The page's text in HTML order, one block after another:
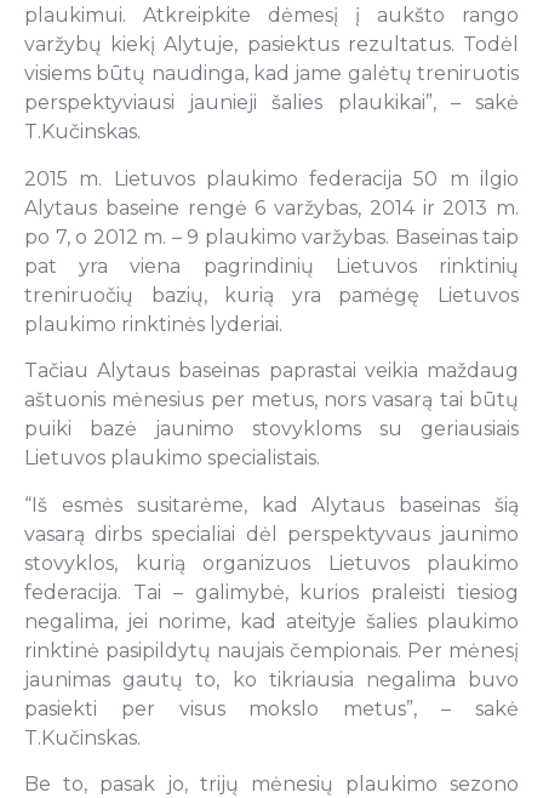
plaukimui. Atkreipkite dėmesį į aukšto rango
varžybų kiekį Alytuje, pasiektus rezultatus. Todėl
visiems būtų naudinga, kad jame galėtų treniruotis
perspektyviausi jaunieji šalies plaukikai”, – sakė
T.Kučinskas.
2015 m. Lietuvos plaukimo federacija 50 m ilgio
Alytaus baseine rengė 6 varžybas, 2014 ir 2013 m.
po 7, o 2012 m. – 9 plaukimo varžybas. Baseinas taip
pat yra viena pagrindinių Lietuvos rinktinių
treniruočių bazių, kurią yra pamėgę Lietuvos
plaukimo rinktinės lyderiai.
Tačiau Alytaus baseinas paprastai veikia maždaug
aštuonis mėnesius per metus, nors vasarą tai būtų
puiki bazė jaunimo stovykloms su geriausiais
Lietuvos plaukimo specialistais.
“Iš esmės susitarėme, kad Alytaus baseinas šią
vasarą dirbs specialiai dėl perspektyvaus jaunimo
stovyklos, kurią organizuos Lietuvos plaukimo
federacija. Tai – galimybė, kurios praleisti tiesiog
negalima, jei norime, kad ateityje šalies plaukimo
rinktinė pasipildytų naujais čempionais. Per mėnesį
jaunimas gautų to, ko tikriausia negalima buvo
pasiekti per visus mokslo metus”, – sakė
T.Kučinskas.
Be to, pasak jo, trijų mėnesių plaukimo sezono